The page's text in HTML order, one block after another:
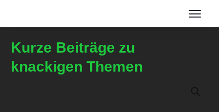
Kurze Beiträge zu
knackigen Themen